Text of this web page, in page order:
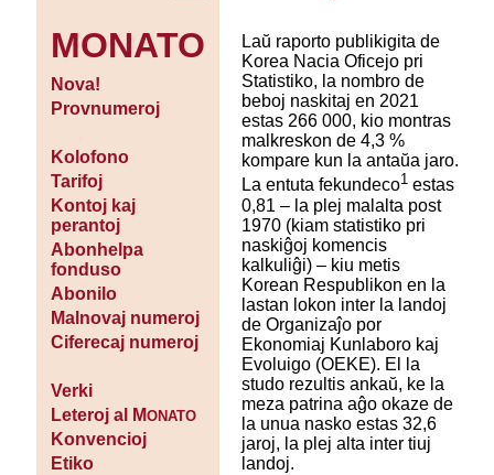
MONATO
Nova!
Provnumeroj
Kolofono
Tarifoj
Kontoj kaj
perantoj
Abonhelpa
fonduso
Abonilo
Malnovaj numeroj
Ciferecaj numeroj
Verki
Leteroj al MONATO
Konvencioj
Etiko
Laŭ raporto publikigita de
Korea Nacia Oficejo pri
Statistiko, la nombro de
beboj naskitaj en 2021
estas 266 000, kio montras
malkreskon de 4,3 %
kompare kun la antaŭa jaro.
La entuta fekundeco1estas
0,81 – la plej malalta post
1970 (kiam statistiko pri
naskiĝoj komencis
kalkuliĝi) – kiu metis
Korean Respublikon en la
lastan lokon inter la landoj
de Organizaĵo por
Ekonomiaj Kunlaboro kaj
Evoluigo (OEKE). El la
studo rezultis ankaŭ, ke la
meza patrina aĝo okaze de
la unua nasko estas 32,6
jaroj, la plej alta inter tiuj
landoj.